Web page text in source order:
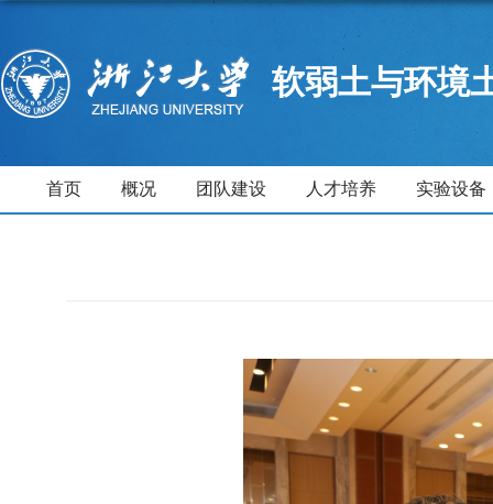
软弱土与环境
首页 概况 团队建设 人才培养 实验设备